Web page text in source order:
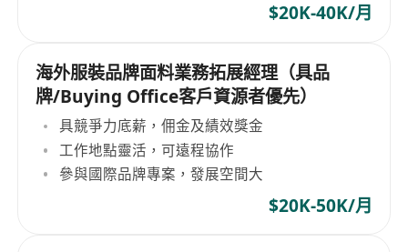
$20K-40K/月
海外服裝品牌面料業務拓展經理（具品
牌/Buying Office客戶資源者優先）
具競爭力底薪，佣金及績效獎金
工作地點靈活，可遠程協作
參與國際品牌專案，發展空間大
$20K-50K/月